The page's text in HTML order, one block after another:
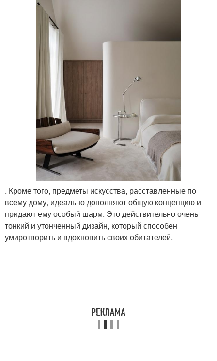
. Кроме того, предметы искусства, расставленные по
всему дому, идеально дополняют общую концепцию и
придают ему особый шарм. Это действительно очень
тонкий и утонченный дизайн, который способен
умиротворить и вдохновить своих обитателей.